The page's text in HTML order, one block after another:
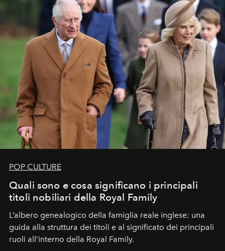
POP CULTURE
Quali sono e cosa significano i principali
titoli nobiliari della Royal Family
L’albero genealogico della famiglia reale inglese: una
guida alla struttura dei titoli e al significato dei principali
ruoli all’interno della Royal Family.